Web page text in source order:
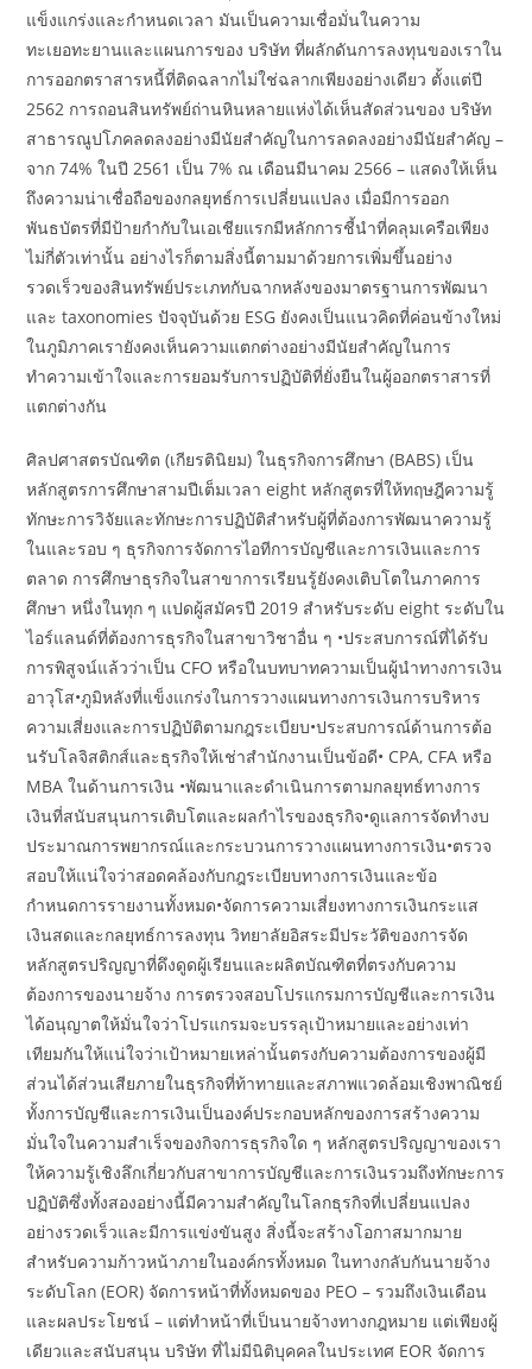
แข็งแกร่งและกำหนดเวลา มันเป็นความเชื่อมั่นในความ
ทะเยอทะยานและแผนการของ บริษัท ที่ผลักดันการลงทุนของเราใน
การออกตราสารหนี้ที่ติดฉลากไม่ใช่ฉลากเพียงอย่างเดียว ตั้งแต่ปี
2562 การถอนสินทรัพย์ถ่านหินหลายแห่งได้เห็นสัดส่วนของ บริษัท
สาธารณูปโภคลดลงอย่างมีนัยสำคัญในการลดลงอย่างมีนัยสำคัญ –
จาก 74% ในปี 2561 เป็น 7% ณ เดือนมีนาคม 2566 – แสดงให้เห็น
ถึงความน่าเชื่อถือของกลยุทธ์การเปลี่ยนแปลง เมื่อมีการออก
พันธบัตรที่มีป้ายกำกับในเอเชียแรกมีหลักการชี้นำที่คลุมเครือเพียง
ไม่กี่ตัวเท่านั้น อย่างไรก็ตามสิ่งนี้ตามมาด้วยการเพิ่มขึ้นอย่าง
รวดเร็วของสินทรัพย์ประเภทกับฉากหลังของมาตรฐานการพัฒนา
และ taxonomies ปัจจุบันด้วย ESG ยังคงเป็นแนวคิดที่ค่อนข้างใหม่
ในภูมิภาคเรายังคงเห็นความแตกต่างอย่างมีนัยสำคัญในการ
ทำความเข้าใจและการยอมรับการปฏิบัติที่ยั่งยืนในผู้ออกตราสารที่
แตกต่างกัน
ศิลปศาสตรบัณฑิต (เกียรตินิยม) ในธุรกิจการศึกษา (BABS) เป็น
หลักสูตรการศึกษาสามปีเต็มเวลา eight หลักสูตรที่ให้ทฤษฎีความรู้
ทักษะการวิจัยและทักษะการปฏิบัติสำหรับผู้ที่ต้องการพัฒนาความรู้
ในและรอบ ๆ ธุรกิจการจัดการไอทีการบัญชีและการเงินและการ
ตลาด การศึกษาธุรกิจในสาขาการเรียนรู้ยังคงเติบโตในภาคการ
ศึกษา หนึ่งในทุก ๆ แปดผู้สมัครปี 2019 สำหรับระดับ eight ระดับใน
ไอร์แลนด์ที่ต้องการธุรกิจในสาขาวิชาอื่น ๆ •ประสบการณ์ที่ได้รับ
การพิสูจน์แล้วว่าเป็น CFO หรือในบทบาทความเป็นผู้นำทางการเงิน
อาวุโส•ภูมิหลังที่แข็งแกร่งในการวางแผนทางการเงินการบริหาร
ความเสี่ยงและการปฏิบัติตามกฎระเบียบ•ประสบการณ์ด้านการต้อ
นรับโลจิสติกส์และธุรกิจให้เช่าสำนักงานเป็นข้อดี• CPA, CFA หรือ
MBA ในด้านการเงิน •พัฒนาและดำเนินการตามกลยุทธ์ทางการ
เงินที่สนับสนุนการเติบโตและผลกำไรของธุรกิจ•ดูแลการจัดทำงบ
ประมาณการพยากรณ์และกระบวนการวางแผนทางการเงิน•ตรวจ
สอบให้แน่ใจว่าสอดคล้องกับกฎระเบียบทางการเงินและข้อ
กำหนดการรายงานทั้งหมด•จัดการความเสี่ยงทางการเงินกระแส
เงินสดและกลยุทธ์การลงทุน วิทยาลัยอิสระมีประวัติของการจัด
หลักสูตรปริญญาที่ดึงดูดผู้เรียนและผลิตบัณฑิตที่ตรงกับความ
ต้องการของนายจ้าง การตรวจสอบโปรแกรมการบัญชีและการเงิน
ได้อนุญาตให้มั่นใจว่าโปรแกรมจะบรรลุเป้าหมายและอย่างเท่า
เทียมกันให้แน่ใจว่าเป้าหมายเหล่านั้นตรงกับความต้องการของผู้มี
ส่วนได้ส่วนเสียภายในธุรกิจที่ท้าทายและสภาพแวดล้อมเชิงพาณิชย์
ทั้งการบัญชีและการเงินเป็นองค์ประกอบหลักของการสร้างความ
มั่นใจในความสำเร็จของกิจการธุรกิจใด ๆ หลักสูตรปริญญาของเรา
ให้ความรู้เชิงลึกเกี่ยวกับสาขาการบัญชีและการเงินรวมถึงทักษะการ
ปฏิบัติซึ่งทั้งสองอย่างนี้มีความสำคัญในโลกธุรกิจที่เปลี่ยนแปลง
อย่างรวดเร็วและมีการแข่งขันสูง สิ่งนี้จะสร้างโอกาสมากมาย
สำหรับความก้าวหน้าภายในองค์กรทั้งหมด ในทางกลับกันนายจ้าง
ระดับโลก (EOR) จัดการหน้าที่ทั้งหมดของ PEO – รวมถึงเงินเดือน
และผลประโยชน์ – แต่ทำหน้าที่เป็นนายจ้างทางกฎหมาย แต่เพียงผู้
เดียวและสนับสนุน บริษัท ที่ไม่มีนิติบุคคลในประเทศ EOR จัดการ